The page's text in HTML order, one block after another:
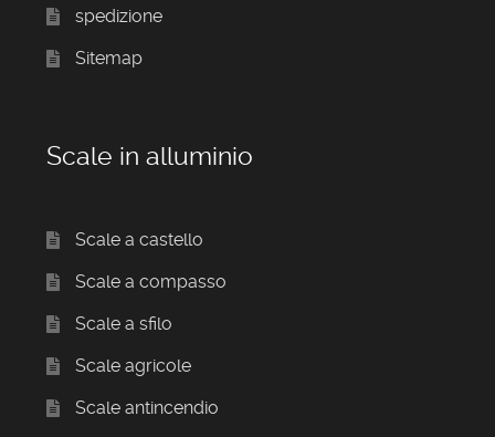
spedizione
Sitemap
Scale in alluminio
Scale a castello
Scale a compasso
Scale a sfilo
Scale agricole
Scale antincendio